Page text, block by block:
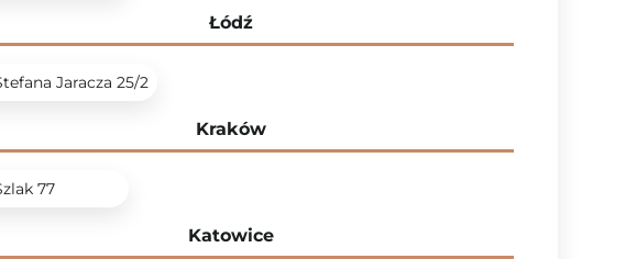
Łódź
Jaracza 25/2
Kraków
77
Katowice